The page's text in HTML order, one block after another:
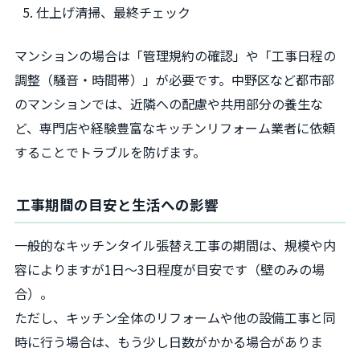
仕上げ清掃、最終チェック
マンションの場合は「管理規約の確認」や「工事日程の
調整（騒音・時間帯）」が必要です。中野区など都市部
のマンションでは、近隣への配慮や共用部分の養生な
ど、専門店や経験豊富なキッチンリフォーム業者に依頼
することでトラブルを防げます。
工事期間の目安と生活への影響
一般的なキッチンタイル張替え工事の期間は、規模や内
容によりますが1日～3日程度が目安です（壁のみの場
合）。
ただし、キッチン全体のリフォームや他の設備工事と同
時に行う場合は、もう少し日数がかかる場合がありま